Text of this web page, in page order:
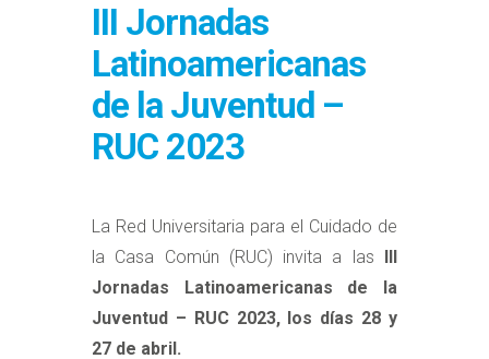
III Jornadas
Latinoamericanas
de la Juventud –
RUC 2023
La Red Universitaria para el Cuidado de
la Casa Común (RUC) invita a las
Jornadas Latinoamericanas de la
Juventud – RUC 2023, los días 28 y
27 de abril.